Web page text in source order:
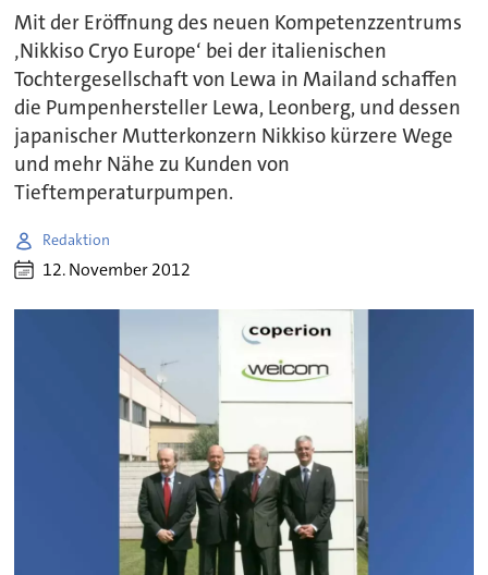
Mit der Eröffnung des neuen Kompetenzzentrums
‚Nikkiso Cryo Europe‘ bei der italienischen
Tochtergesellschaft von Lewa in Mailand schaffen
die Pumpenhersteller Lewa, Leonberg, und dessen
japanischer Mutterkonzern Nikkiso kürzere Wege
und mehr Nähe zu Kunden von
Tieftemperaturpumpen.
Redaktion
12. November 2012